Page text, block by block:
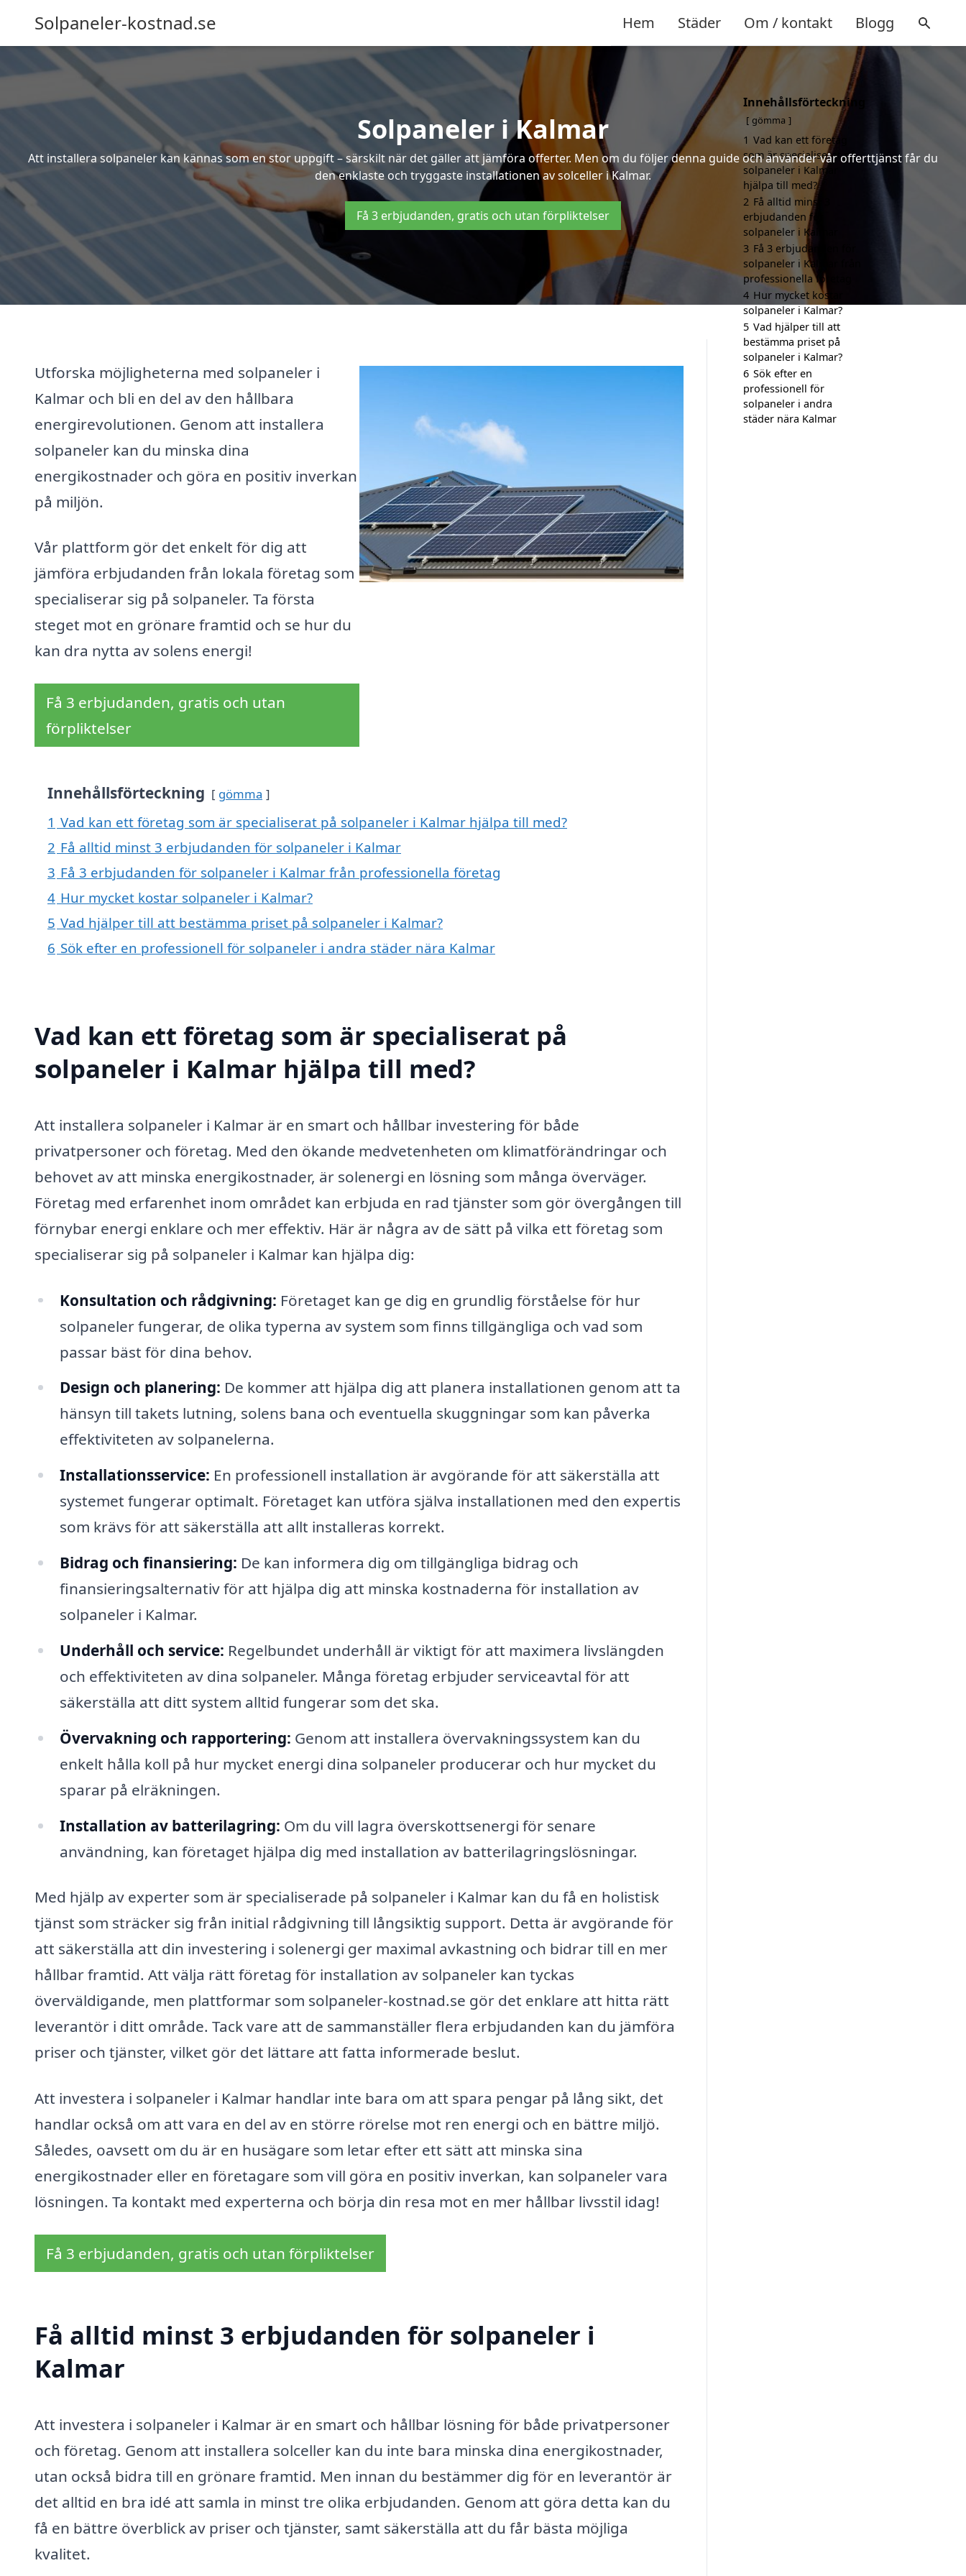
Solpaneler-kostnad.se Hem Städer Om / kontakt Blogg
Solpaneler i Kalmar
Att installera solpaneler kan kännas som en stor uppgift – särskilt när det gäller att jämföra offerter. Men om du följer denna guide och använder vår offerttjänst får du
den enklaste och tryggaste installationen av solceller i Kalmar.
Få 3 erbjudanden, gratis och utan förpliktelser
Utforska möjligheterna med solpaneler i
Kalmar och bli en del av den hållbara
energirevolutionen. Genom att installera
solpaneler kan du minska dina
energikostnader och göra en positiv inverkan
på miljön.
Vår plattform gör det enkelt för dig att
jämföra erbjudanden från lokala företag som
specialiserar sig på solpaneler. Ta första
steget mot en grönare framtid och se hur du
kan dra nytta av solens energi!
Få 3 erbjudanden, gratis och utan
förpliktelser
Innehållsförteckning gömma
1 Vad kan ett företag som är specialiserat på solpaneler i Kalmar hjälpa till med?
2 Få alltid minst 3 erbjudanden för solpaneler i Kalmar
3 Få 3 erbjudanden för solpaneler i Kalmar från professionella företag
4 Hur mycket kostar solpaneler i Kalmar?
5 Vad hjälper till att bestämma priset på solpaneler i Kalmar?
6 Sök efter en professionell för solpaneler i andra städer nära Kalmar
Vad kan ett företag som är specialiserat på
solpaneler i Kalmar hjälpa till med?
Att installera solpaneler i Kalmar är en smart och hållbar investering för både
privatpersoner och företag. Med den ökande medvetenheten om klimatförändringar och
behovet av att minska energikostnader, är solenergi en lösning som många överväger.
Företag med erfarenhet inom området kan erbjuda en rad tjänster som gör övergången till
förnybar energi enklare och mer effektiv. Här är några av de sätt på vilka ett företag som
specialiserar sig på solpaneler i Kalmar kan hjälpa dig:
Konsultation och rådgivning: Företaget kan ge dig en grundlig förståelse för hur
solpaneler fungerar, de olika typerna av system som finns tillgängliga och vad som
passar bäst för dina behov.
Design och planering: De kommer att hjälpa dig att planera installationen genom att ta
hänsyn till takets lutning, solens bana och eventuella skuggningar som kan påverka
effektiviteten av solpanelerna.
Installationsservice: En professionell installation är avgörande för att säkerställa att
systemet fungerar optimalt. Företaget kan utföra själva installationen med den expertis
som krävs för att säkerställa att allt installeras korrekt.
Bidrag och finansiering: De kan informera dig om tillgängliga bidrag och
finansieringsalternativ för att hjälpa dig att minska kostnaderna för installation av
solpaneler i Kalmar.
Underhåll och service: Regelbundet underhåll är viktigt för att maximera livslängden
och effektiviteten av dina solpaneler. Många företag erbjuder serviceavtal för att
säkerställa att ditt system alltid fungerar som det ska.
Övervakning och rapportering: Genom att installera övervakningssystem kan du
enkelt hålla koll på hur mycket energi dina solpaneler producerar och hur mycket du
sparar på elräkningen.
Installation av batterilagring: Om du vill lagra överskottsenergi för senare
användning, kan företaget hjälpa dig med installation av batterilagringslösningar.
Med hjälp av experter som är specialiserade på solpaneler i Kalmar kan du få en holistisk
tjänst som sträcker sig från initial rådgivning till långsiktig support. Detta är avgörande för
att säkerställa att din investering i solenergi ger maximal avkastning och bidrar till en mer
hållbar framtid. Att välja rätt företag för installation av solpaneler kan tyckas
överväldigande, men plattformar som solpaneler-kostnad.se gör det enklare att hitta rätt
leverantör i ditt område. Tack vare att de sammanställer flera erbjudanden kan du jämföra
priser och tjänster, vilket gör det lättare att fatta informerade beslut.
Att investera i solpaneler i Kalmar handlar inte bara om att spara pengar på lång sikt, det
handlar också om att vara en del av en större rörelse mot ren energi och en bättre miljö.
Således, oavsett om du är en husägare som letar efter ett sätt att minska sina
energikostnader eller en företagare som vill göra en positiv inverkan, kan solpaneler vara
lösningen. Ta kontakt med experterna och börja din resa mot en mer hållbar livsstil idag!
Få 3 erbjudanden, gratis och utan förpliktelser
Få alltid minst 3 erbjudanden för solpaneler i
Kalmar
Att investera i solpaneler i Kalmar är en smart och hållbar lösning för både privatpersoner
och företag. Genom att installera solceller kan du inte bara minska dina energikostnader,
utan också bidra till en grönare framtid. Men innan du bestämmer dig för en leverantör är
det alltid en bra idé att samla in minst tre olika erbjudanden. Genom att göra detta kan du
få en bättre överblick av priser och tjänster, samt säkerställa att du får bästa möjliga
kvalitet.
Innehållsförteckning
gömma
1 Vad kan ett företag
som är specialiserat på
solpaneler i Kalmar
hjälpa till med?
2 Få alltid minst 3
erbjudanden för
solpaneler i Kalmar
3 Få 3 erbjudanden för
solpaneler i Kalmar från
professionella företag
4 Hur mycket kostar
solpaneler i Kalmar?
5 Vad hjälper till att
bestämma priset på
solpaneler i Kalmar?
6 Sök efter en
professionell för
solpaneler i andra
städer nära Kalmar